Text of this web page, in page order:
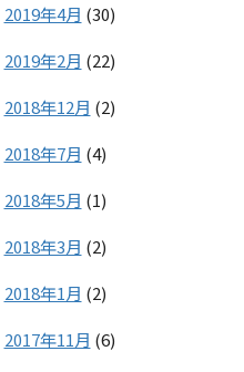
2019年4月 (30)
2019年2月 (22)
2018年12月 (2)
2018年7月 (4)
2018年5月 (1)
2018年3月 (2)
2018年1月 (2)
2017年11月 (6)